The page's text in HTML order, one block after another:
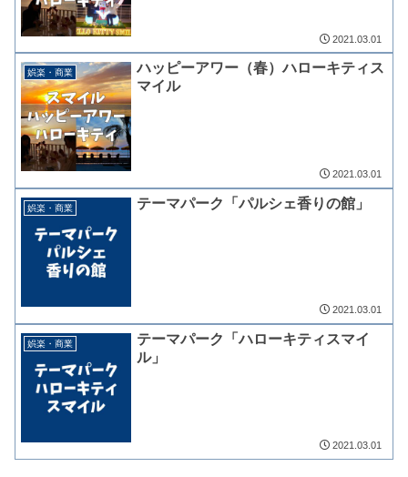
2021.03.01
娯楽・商業
ハッピーアワー（春）ハローキティス
マイル
2021.03.01
娯楽・商業 テーマパーク「パルシェ香りの館」
2021.03.01
娯楽・商業
テーマパーク「ハローキティスマイ
ル」
2021.03.01